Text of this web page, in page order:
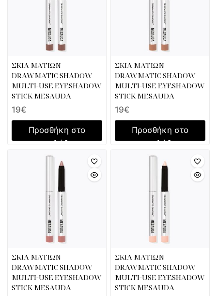
ΣΚΙΑ ΜΑΤΙΩΝ
DRAWMATIC SHADOW
MULTI-USE EYESHADOW
STICK MESAUDA
19€
Προσθήκη στο
καλάθι
ΣΚΙΑ ΜΑΤΙΩΝ
DRAWMATIC SHADOW
MULTI-USE EYESHADOW
STICK MESAUDA
19€
Προσθήκη στο
καλάθι
ΣΚΙΑ ΜΑΤΙΩΝ
DRAWMATIC SHADOW
MULTI-USE EYESHADOW
STICK MESAUDA
ΣΚΙΑ ΜΑΤΙΩΝ
DRAWMATIC SHADOW
MULTI-USE EYESHADOW
STICK MESAUDA